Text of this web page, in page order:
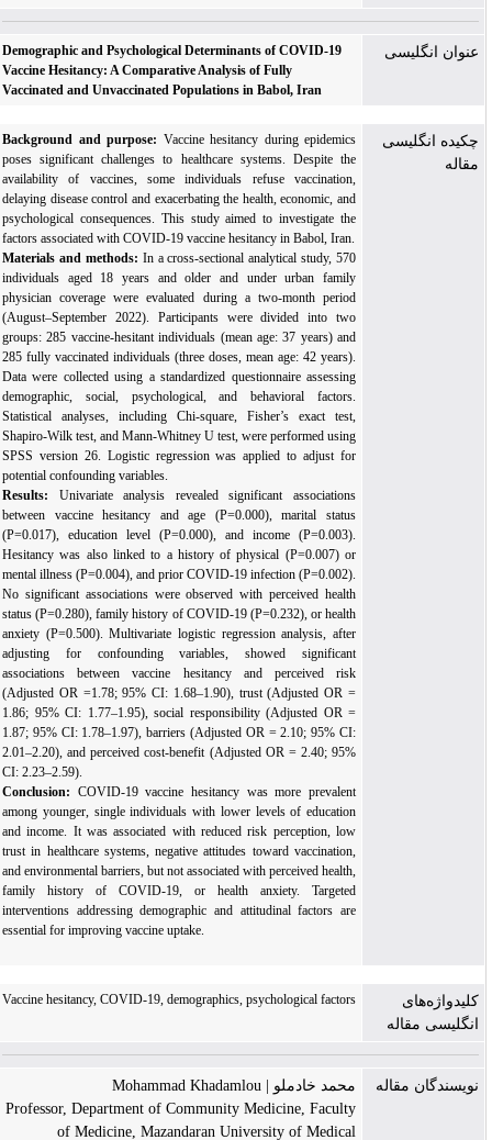
عنوان انگلیسی
Demographic and Psychological Determinants of COVID-19
Vaccine Hesitancy: A Comparative Analysis of Fully
Vaccinated and Unvaccinated Populations in Babol, Iran
چکیده انگلیسی
مقاله
Background and purpose: Vaccine hesitancy during epidemics
poses significant challenges to healthcare systems. Despite the
availability of
vaccines, some individuals refuse vaccination,
delaying disease control and exacerbating the health, economic, and
psychological consequences. This study aimed to investigate the
factors associated with COVID-19 vaccine hesitancy in Babol, Iran.
Materials and methods: In a cross-sectional analytical study, 570
individuals aged 18 years and older and under urban family
physician coverage were evaluated during a two-month period
(August–September 2022). Participants were divided into two
groups: 285 vaccine-hesitant individuals (mean age: 37 years) and
285 fully vaccinated individuals (three doses, mean age: 42 years).
Data were collected using a standardized questionnaire assessing
demographic, social, psychological, and behavioral factors.
Statistical analyses, including
Chi-square, Fisher’s exact test,
Shapiro-Wilk test, and Mann-Whitney U test, were performed using
SPSS version 26. Logistic regression was applied to adjust for
potential confounding variables.
Results:
Univariate analysis revealed significant associations
between vaccine hesitancy and age (P=0.000), marital status
(P=0.017), education level (P=0.000), and income (P=0.003).
Hesitancy was also linked to a history of physical (P=0.007) or
mental illness (P=0.004), and prior COVID-19 infection (P=0.002).
No significant associations were observed with perceived health
status (P=0.280), family history of COVID-19 (P=0.232), or health
anxiety (P=0.500). Multivariate logistic regression analysis, after
adjusting for confounding variables, showed significant
associations between vaccine hesitancy and perceived risk
(Adjusted OR =1.78; 95% CI: 1.68–1.90), trust (Adjusted OR =
1.86; 95% CI: 1.77–1.95), social responsibility (Adjusted OR =
1.87; 95% CI: 1.78–1.97), barriers (Adjusted OR = 2.10; 95% CI:
2.01–2.20), and perceived cost-benefit (Adjusted OR = 2.40; 95%
CI: 2.23–2.59).
Conclusion: COVID-19 vaccine hesitancy was more prevalent
among younger, single individuals with lower levels of education
and income. It was associated with reduced risk perception, low
trust in healthcare systems, negative attitudes toward vaccination,
and environmental barriers, but not associated with perceived health,
family history of COVID-19, or health anxiety. Targeted
interventions addressing demographic and attitudinal factors are
essential for improving vaccine uptake.
کلیدواژه‌های
انگلیسی مقاله
Vaccine hesitancy, COVID-19, demographics, psychological factors
نویسندگان مقاله
محمد خادملو | Mohammad Khadamlou
Professor, Department of Community Medicine, Faculty
of Medicine, Mazandaran University of Medical